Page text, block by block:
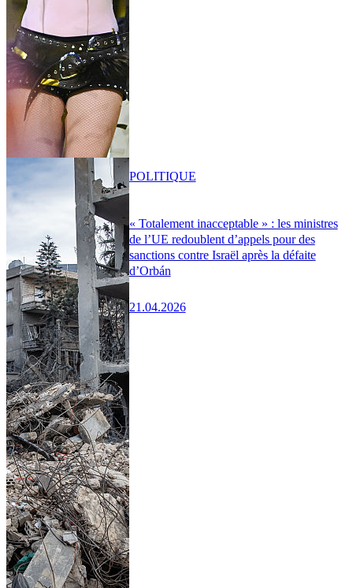
« Totalement inacceptable » : les ministres
de l’UE redoublent d’appels pour des
sanctions contre Israël après la défaite
d’Orbán
21.04.2026
POLITIQUE